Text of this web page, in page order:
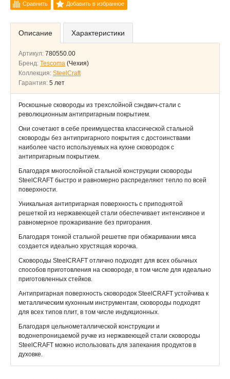
Сравнить Добавить в избранное
Описание Характеристики
Артикул: 780550.00
Бренд: Tescoma (Чехия)
Коллекция: SteelCraft
Гарантия: 5 лет
Роскошные сковороды из трехслойной сэндвич-стали с
революционным антипригарным покрытием.
Они сочетают в себе преимущества классической стальной
сковороды без антипригарного покрытия с достоинствами
наиболее часто используемых на кухне сковородок с
антипригарным покрытием.
Благодаря многослойной стальной конструкции сковороды
SteelCRAFT быстро и равномерно распределяют тепло по всей
поверхности.
Уникальная антипригарная поверхность с приподнятой
решеткой из нержавеющей стали обеспечивает интенсивное и
равномерное прожаривание без пригорания.
Благодаря тонкой стальной решетке при обжаривании мяса
создается идеально хрустящая корочка.
Сковороды SteelCRAFT отлично подходят для всех обычных
способов приготовления на сковороде, в том числе для идеально
приготовленных стейков.
Антипригарная поверхность сковородок SteelCRAFT устойчива к
металлическим кухонным инструментам, сковороды подходят
для всех типов плит, в том числе индукционных.
Благодаря цельнометаллической конструкции и
водонепроницаемой ручке из нержавеющей стали сковороды
SteelCRAFT можно использовать для запекания продуктов в
духовке.